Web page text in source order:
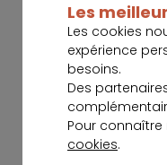
Les
Les cookies
expérience
besoins.
Des
Pour
cookies.